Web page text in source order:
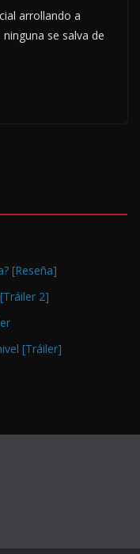
arrollando a
se salva de
[Reseña]
2]
[Tráiler]